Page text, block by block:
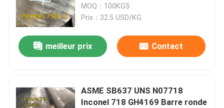
MOQ：100KGS
Prix：32.5 USD/KG
meilleur prix Contact
ASME SB637 UNS N07718
Inconel 718 GH4169 Barre ronde